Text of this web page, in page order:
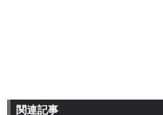
関連記事